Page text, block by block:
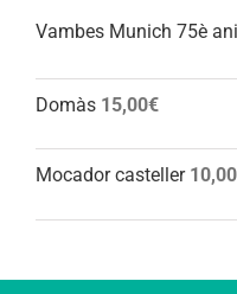
Vambes Munich 75è
Domàs 15,00€
Mocador casteller 10,00